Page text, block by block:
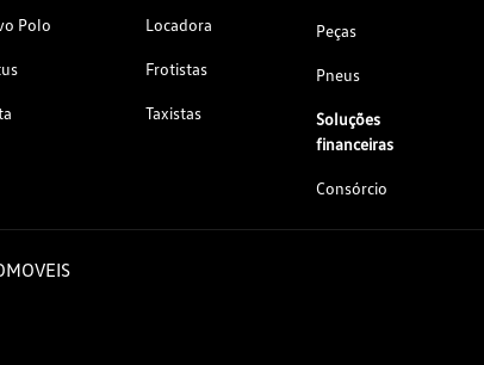
Polo Locadora
Frotistas
Taxistas
Peças
Pneus
Soluções
financeiras
Consórcio